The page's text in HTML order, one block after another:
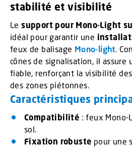
stabilité et visibilité
Lesupport pour Mono-Light
idéal pour garantir une
feux de balisage Mono-light.
cônes de signalisation, il
fiable, renforçant la visibilité
des zones piétonnes.
Caractéristiques
Compatibilité : feux Mono-
sol.
Fixation robuste pour une